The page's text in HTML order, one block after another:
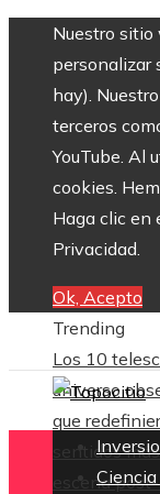
Nuestro sitio
personalizar
hay).
terceros
YouTube. Al
cookies.
Haga clic en
Privacidad.
Ok, Acepto
Trending
Los 10
universo
que
sentidos
escena